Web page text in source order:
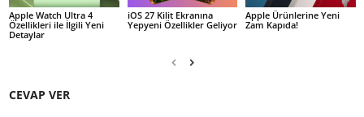
Apple Watch Ultra 4
Özellikleri ile İlgili Yeni
Detaylar
iOS 27 Kilit Ekranına
Yepyeni Özellikler Geliyor
Apple Ürünlerine Yeni
Zam Kapıda!
CEVAP VER